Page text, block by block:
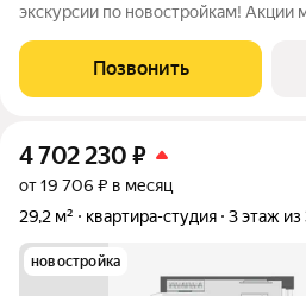
экскурсии по новостройкам! Акции
Ставка 1%!Семейная ипотека. ПСК:
Позвонить
4 702 230 ₽
от 19 706 ₽ в месяц
29,2 м²
квартира-студия 3 этаж из
новостройка